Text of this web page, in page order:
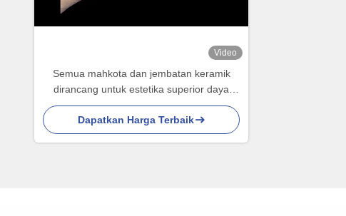
Video
Semua mahkota dan jembatan keramik
dirancang untuk estetika superior daya
tahan dan natural fit untuk kepercayaan
jangka panjang
Dapatkan Harga Terbaik